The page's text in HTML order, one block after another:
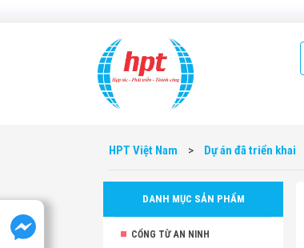
HPT Việt Nam > Dự án đã triển khai
DANH MỤC SẢN PHẨM
CỔNG TỪ AN NINH